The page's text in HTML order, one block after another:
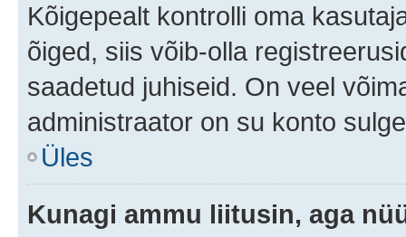
Kõigepealt kontrolli oma
õiged, siis võib-olla
saadetud juhiseid. On veel
administraator on su konto
Üles
Kunagi ammu liitusin, aga